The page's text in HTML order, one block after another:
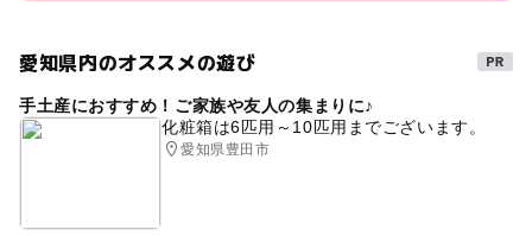
愛知県内のオススメの遊び
手土産におすすめ！ご家族や友人の集まりに♪
化粧箱は6匹用～10匹用までございます。
愛知県豊田市